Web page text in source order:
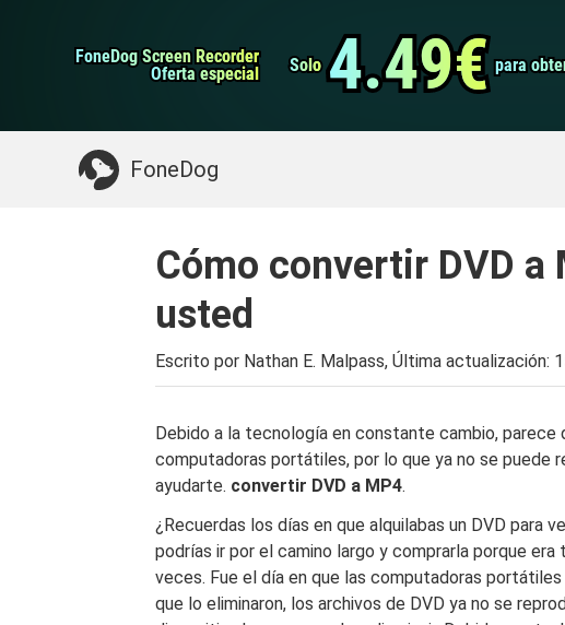
FoneDog Screen Recorder
FoneDog Screen Recorder
Oferta especial
Oferta especial Solo
Solo 4.49€
4.49€ para
para
FoneDog
Limpiador de iPhone
Algo que puede necesitar:
Cómo convertir DVD a
usted
Escrito por Nathan E. Malpass, Última actualización:
Debido a la tecnología en constante cambio, parece
computadoras portátiles, por lo que ya no se puede
ayudarte. convertir DVD a MP4.
¿Recuerdas los días en que alquilabas un DVD para
podrías ir por el camino largo y comprarla porque
veces. Fue el día en que las computadoras
que lo eliminaron, los archivos de DVD ya no se